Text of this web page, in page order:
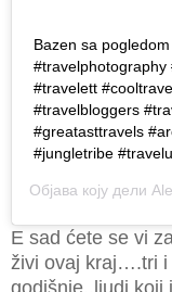
Bazen sa
#travelphotography
#travelett
#travelbloggers
#greatasttravels
#jungletribe
Објава коју дели
E sad ćete se vi
živi ovaj kraj….tri i